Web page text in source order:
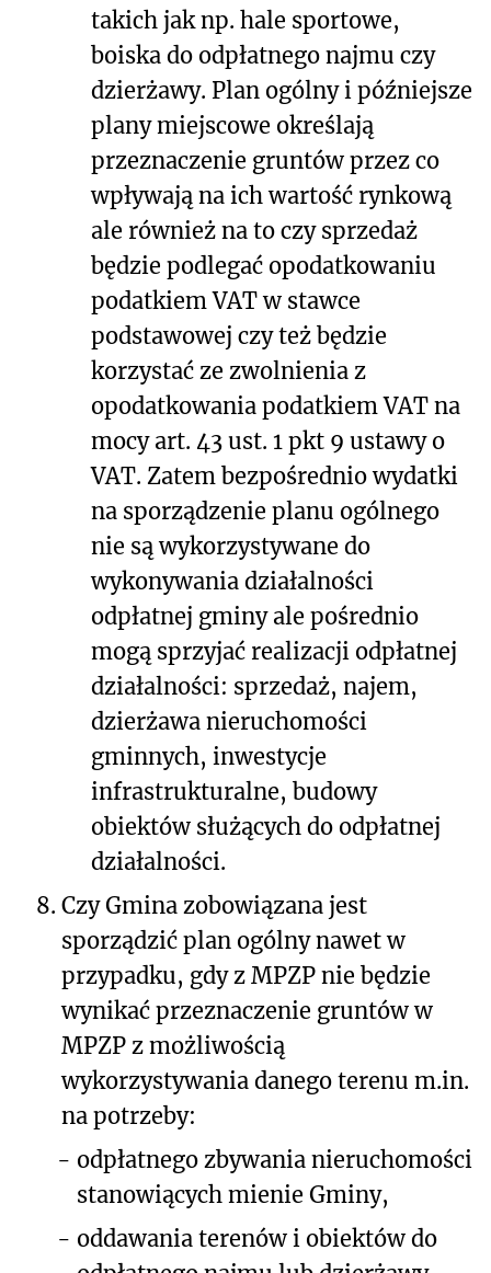
takich jak np. hale sportowe,
boiska do odpłatnego najmu czy
dzierżawy. Plan ogólny i późniejsze
plany miejscowe określają
przeznaczenie gruntów przez co
wpływają na ich wartość rynkową
ale również na to czy sprzedaż
będzie podlegać opodatkowaniu
podatkiem VAT w stawce
podstawowej czy też będzie
korzystać ze zwolnienia z
opodatkowania podatkiem VAT na
mocy art. 43 ust. 1 pkt 9 ustawy o
VAT. Zatem bezpośrednio wydatki
na sporządzenie planu ogólnego
nie są wykorzystywane do
wykonywania działalności
odpłatnej gminy ale pośrednio
mogą sprzyjać realizacji odpłatnej
działalności: sprzedaż, najem,
dzierżawa nieruchomości
gminnych, inwestycje
infrastrukturalne, budowy
obiektów służących do odpłatnej
działalności.
8. Czy Gmina zobowiązana jest
sporządzić plan ogólny nawet w
przypadku, gdy z MPZP nie będzie
wynikać przeznaczenie gruntów w
MPZP z możliwością
wykorzystywania danego terenu m.in.
na potrzeby:
- odpłatnego zbywania nieruchomości
stanowiących mienie Gminy,
- oddawania terenów i obiektów do